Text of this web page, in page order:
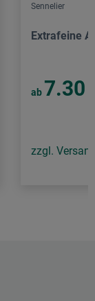
Sennelier
Extrafeine
ab 7.30
zzgl.